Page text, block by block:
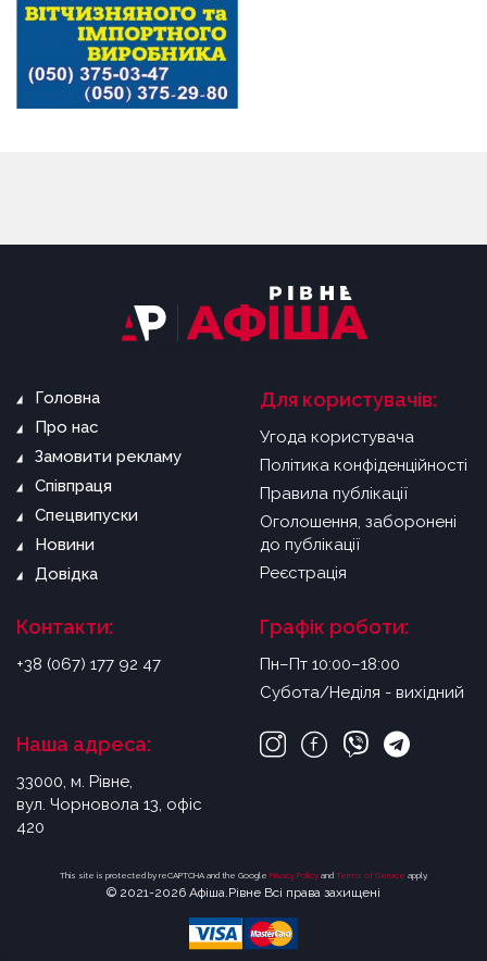
Головна
Про нас
Замовити рекламу
Співпраця
Спецвипуски
Новини
Довідка
Для користувачів:
Угода користувача
Політика конфіденційності
Правила публікації
Оголошення, заборонені
до публікації
Реєстрація
Контакти:
+38 (067) 177 92 47
Графік роботи:
Пн–Пт 10:00–18:00
Субота/Неділя - вихідний
Наша адреса:
33000, м. Рівне,
вул. Чорновола 13, офіс
420
This site is protected by reCAPTCHA and the Google Privacy Policyand Terms of Service apply.
© 2021-2026 Афіша.Рівне Всі права захищені